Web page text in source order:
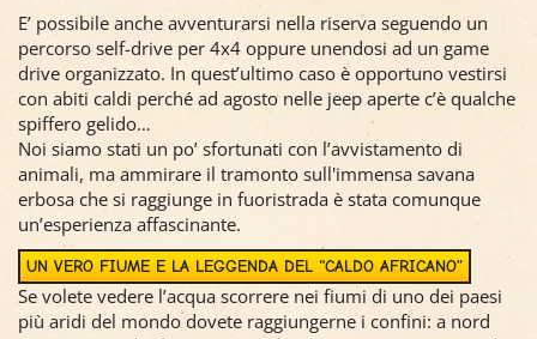
E’ possibile anche avventurarsi nella riserva seguendo un
percorso self-drive per 4x4 oppure unendosi ad un game
drive organizzato. In quest’ultimo caso è opportuno vestirsi
con abiti caldi perché ad agosto nelle jeep aperte c’è qualche
spiffero gelido…
Noi siamo stati un po’ sfortunati con l’avvistamento di
animali, ma ammirare il tramonto sull'immensa savana
erbosa che si raggiunge in fuoristrada è stata comunque
un’esperienza affascinante.
UN VERO FIUME E LA LEGGENDA DEL “CALDO AFRICANO”
Se volete vedere l’acqua scorrere nei fiumi di uno dei paesi
più aridi del mondo dovete raggiungerne i confini: a nord